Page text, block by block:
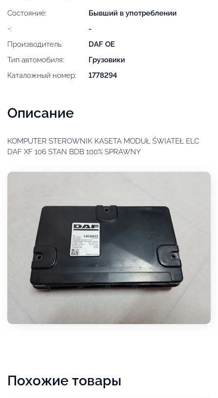
Состояние:
Бывший в употреблении
-:
-
Производитель:
DAF OE
Тип автомобиля:
Грузовики
Каталожный номер:
1778294
Описание
KOMPUTER STEROWNIK KASETA MODUŁ ŚWIATEŁ ELC
DAF XF 106 STAN BDB 100% SPRAWNY
Похожие товары